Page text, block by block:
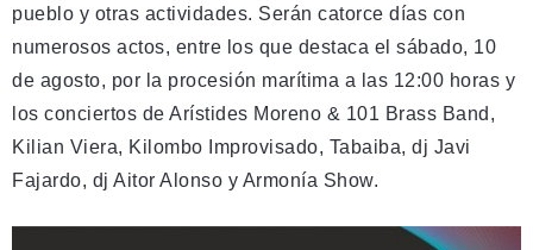
pueblo y otras actividades. Serán catorce días con
numerosos actos, entre los que destaca el sábado, 10
de agosto, por la procesión marítima a las 12:00 horas y
los conciertos de Arístides Moreno & 101 Brass Band,
Kilian Viera, Kilombo Improvisado, Tabaiba, dj Javi
Fajardo, dj Aitor Alonso y Armonía Show.